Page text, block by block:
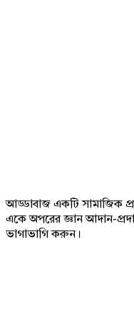
আড্ডাবাজ একটি সামাজিক
একে অপরের জ্ঞান আদান-
ভাগাভাগি করুন।